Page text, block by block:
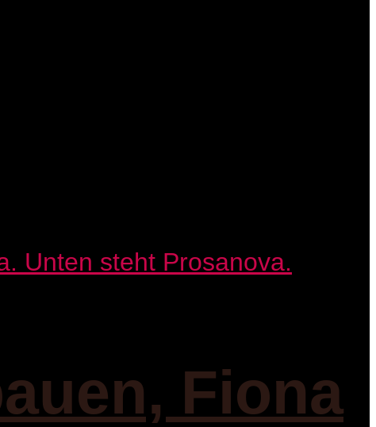
Fiona